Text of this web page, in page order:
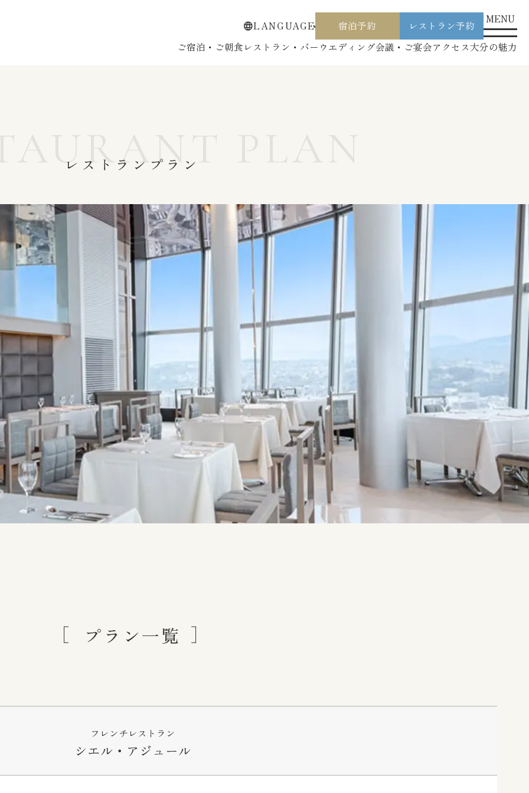
ご宿泊・ご朝食レストラン・バー ウエディング会議・ご宴会アクセス大分の魅力
LANGUAGE 宿泊予約 レストラン予約
MENU
PLAN
レストランプラン
プラン一覧
フレンチレストラン
シエル・アジュール